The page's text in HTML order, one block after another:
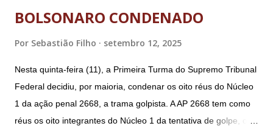
BOLSONARO CONDENADO
Por Sebastião Filho setembro 12, 2025
Nesta quinta-feira (11), a Primeira Turma do Supremo Tribunal
Federal decidiu, por maioria, condenar os oito réus do Núcleo
1 da ação penal 2668, a trama golpista. A AP 2668 tem como
réus os oito integrantes do Núcleo 1 da tentativa de golpe, ou